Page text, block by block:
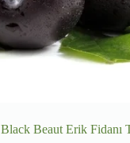
Black Beaut Erik Fidanı